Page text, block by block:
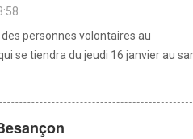
personnes volontaires au
se tiendra du jeudi 16 janvier au